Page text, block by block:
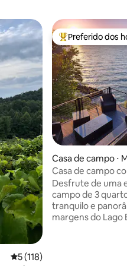
hóspedes
5 de uma avaliação média de
5 (118)
Entre os
Preferido dos
Casa de campo ⋅
Casa de campo
Pôr do sol
Desfrute de uma
campo de 3
tranquilo e
margens do Lago